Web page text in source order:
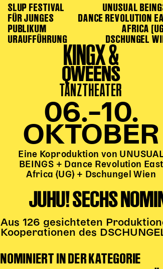
SLUP FESTIVAL
FÜR JUNGES
PUBLIKUM
URAUFFÜHRUNG
UNUSUAL
DANCE REVOLUTION
AFRICA
DSCHUNGEL
KINGX &
QWEENS
TANZTHEATER
06.–10.
OKTOBER
Eine Koproduktion von
BEINGS + Dance Revolution East
Africa (UG) + Dschungel Wien
JUHU! SECHS
Aus 126 gesichteten
Kooperationen des
NOMINIERT IN DER KATEGORIE